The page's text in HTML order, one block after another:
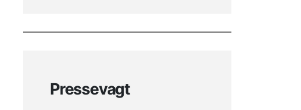
Pressevagt